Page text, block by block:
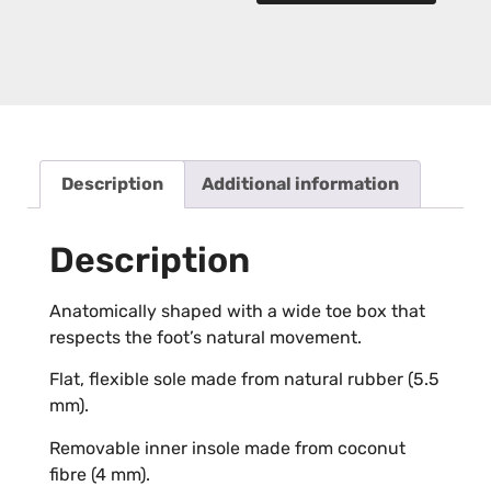
Description Additional information
Description
Anatomically shaped with a wide toe box that
respects the foot’s natural movement.
Flat, flexible sole made from natural rubber (5.5
mm).
Removable inner insole made from coconut
fibre (4 mm).